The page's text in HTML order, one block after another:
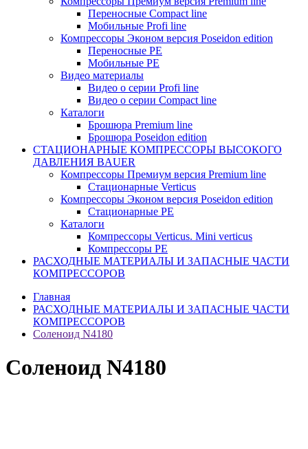
Переносные Compact line
Мобильные Profi line
Компрессоры Эконом версия Poseidon edition
Переносные PE
Мобильные PE
Видео материалы
Видео о серии Profi line
Видео о серии Compact line
Каталоги
Брошюра Premium line
Брошюра Poseidon edition
СТАЦИОНАРНЫЕ КОМПРЕССОРЫ ВЫСОКОГО
ДАВЛЕНИЯ BAUER
Компрессоры Премиум версия Premium line
Стационарные Verticus
Компрессоры Эконом версия Poseidon edition
Стационарные PE
Каталоги
Компрессоры Verticus. Mini verticus
Компрессоры PE
РАСХОДНЫЕ МАТЕРИАЛЫ И ЗАПАСНЫЕ ЧАСТИ
КОМПРЕССОРОВ
Главная
РАСХОДНЫЕ МАТЕРИАЛЫ И ЗАПАСНЫЕ ЧАСТИ
КОМПРЕССОРОВ
Соленоид N4180
Соленоид N4180